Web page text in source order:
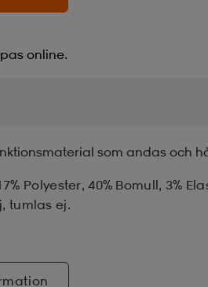
online.
som andas och
Polyester, 40% Bomull, 3%
tumlas ej.